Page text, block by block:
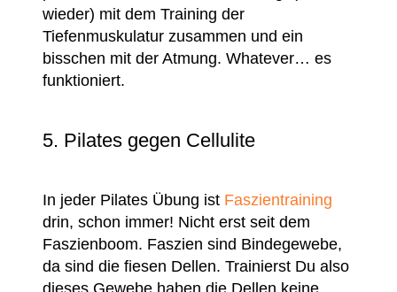
wieder) mit dem Training der
Tiefenmuskulatur zusammen und ein
bisschen mit der Atmung. Whatever… es
funktioniert.
5. Pilates gegen Cellulite
In jeder Pilates Übung ist Faszientraining
drin, schon immer! Nicht erst seit dem
Faszienboom. Faszien sind Bindegewebe,
da sind die fiesen Dellen. Trainierst Du also
dieses Gewebe haben die Dellen keine